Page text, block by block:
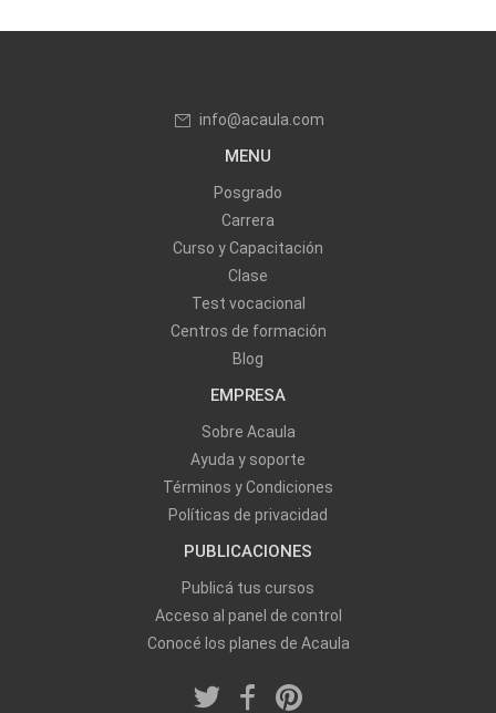
info@acaula.com
MENU
Posgrado
Carrera
Curso y Capacitación
Clase
Test vocacional
Centros de formación
Blog
EMPRESA
Sobre Acaula
Ayuda y soporte
Términos y Condiciones
Políticas de privacidad
PUBLICACIONES
Publicá tus cursos
Acceso al panel de control
Conocé los planes de Acaula